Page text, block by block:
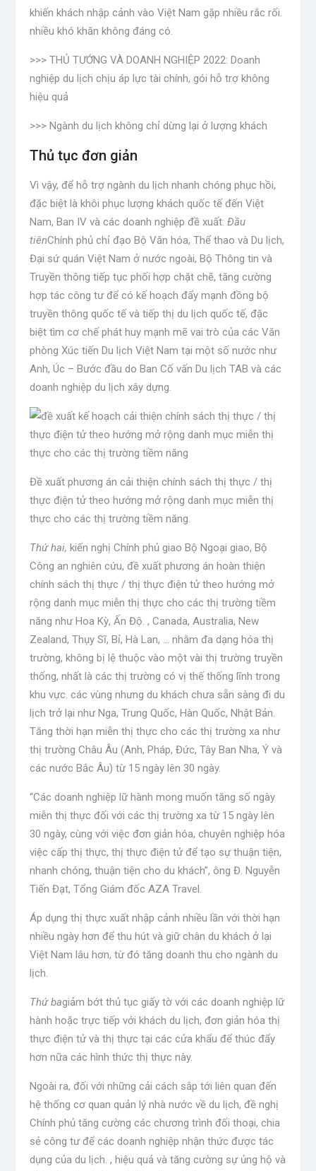
khiến khách nhập cảnh vào Việt Nam gặp nhiều rắc rối.
nhiều khó khăn không đáng có.
>>> THỦ TƯỚNG VÀ DOANH NGHIỆP 2022: Doanh
nghiệp du lịch chịu áp lực tài chính, gói hỗ trợ không
hiệu quả
>>> Ngành du lịch không chỉ dừng lại ở lượng khách
Thủ tục đơn giản
Vì vậy, để hỗ trợ ngành du lịch nhanh chóng phục hồi,
đặc biệt là khôi phục lượng khách quốc tế đến Việt
Nam, Ban IV và các doanh nghiệp đề xuất: Đầu
tiênChính phủ chỉ đạo Bộ Văn hóa, Thể thao và Du lịch,
Đại sứ quán Việt Nam ở nước ngoài, Bộ Thông tin và
Truyền thông tiếp tục phối hợp chặt chẽ, tăng cường
hợp tác công tư để có kế hoạch đẩy mạnh đồng bộ
truyền thông quốc tế và tiếp thị du lịch quốc tế, đặc
biệt tìm cơ chế phát huy mạnh mẽ vai trò của các Văn
phòng Xúc tiến Du lịch Việt Nam tại một số nước như
Anh, Úc – Bước đầu do Ban Cố vấn Du lịch TAB và các
doanh nghiệp du lịch xây dựng.
Đề xuất phương án cải thiện chính sách thị thực / thị
thực điện tử theo hướng mở rộng danh mục miễn thị
thực cho các thị trường tiềm năng.
Thứ hai, kiến nghị Chính phủ giao Bộ Ngoại giao, Bộ
Công an nghiên cứu, đề xuất phương án hoàn thiện
chính sách thị thực / thị thực điện tử theo hướng mở
rộng danh mục miễn thị thực cho các thị trường tiềm
năng như Hoa Kỳ, Ấn Độ. , Canada, Australia, New
Zealand, Thụy Sĩ, Bỉ, Hà Lan, … nhằm đa dạng hóa thị
trường, không bị lệ thuộc vào một vài thị trường truyền
thống, nhất là các thị trường có vị thế thống lĩnh trong
khu vực. các vùng nhưng du khách chưa sẵn sàng đi du
lịch trở lại như Nga, Trung Quốc, Hàn Quốc, Nhật Bản.
Tăng thời hạn miễn thị thực cho các thị trường xa như
thị trường Châu Âu (Anh, Pháp, Đức, Tây Ban Nha, Ý và
các nước Bắc Âu) từ 15 ngày lên 30 ngày.
“Các doanh nghiệp lữ hành mong muốn tăng số ngày
miễn thị thực đối với các thị trường xa từ 15 ngày lên
30 ngày, cùng với việc đơn giản hóa, chuyên nghiệp hóa
việc cấp thị thực, thị thực điện tử để tạo sự thuận tiện,
nhanh chóng, thuận tiện cho du khách”, ông Đ. Nguyễn
Tiến Đạt, Tổng Giám đốc AZA Travel.
Áp dụng thị thực xuất nhập cảnh nhiều lần với thời hạn
nhiều ngày hơn để thu hút và giữ chân du khách ở lại
Việt Nam lâu hơn, từ đó tăng doanh thu cho ngành du
lịch.
Thứ bagiảm bớt thủ tục giấy tờ với các doanh nghiệp lữ
hành hoặc trực tiếp với khách du lịch, đơn giản hóa thị
thực điện tử và thị thực tại các cửa khẩu để thúc đẩy
hơn nữa các hình thức thị thực này.
Ngoài ra, đối với những cải cách sắp tới liên quan đến
hệ thống cơ quan quản lý nhà nước về du lịch, đề nghị
Chính phủ tăng cường các chương trình đối thoại, chia
sẻ công tư để các doanh nghiệp nhận thức được tác
dụng của du lịch. , hiệu quả và tăng cường sự ủng hộ và